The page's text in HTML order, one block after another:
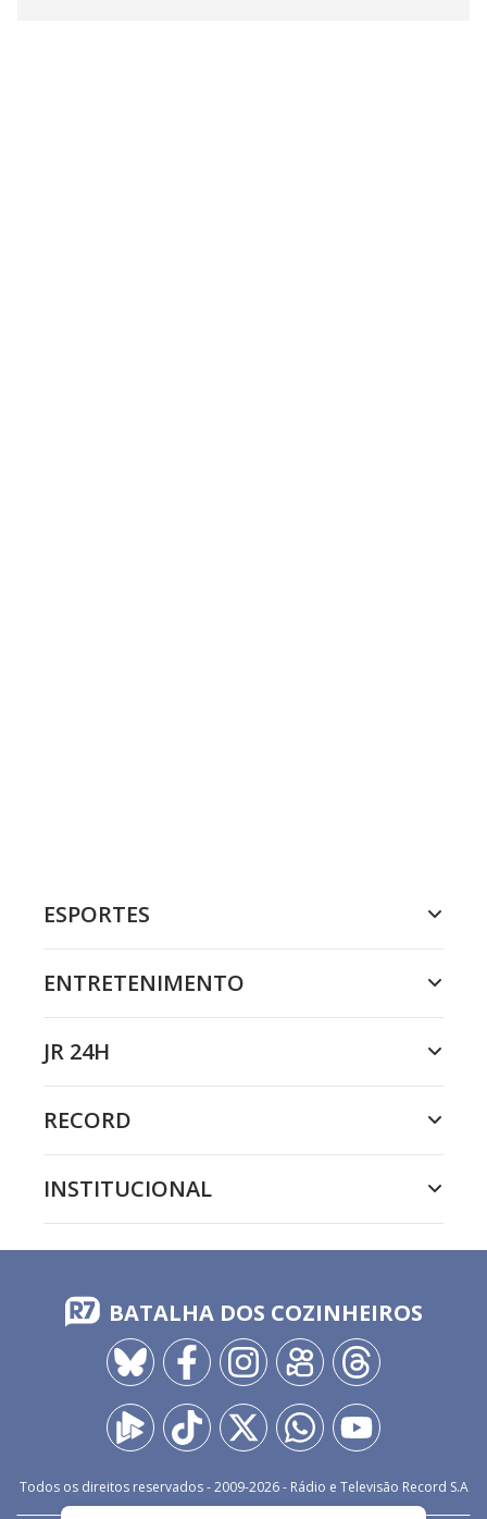
ESPORTES
ENTRETENIMENTO
JR 24H
RECORD
INSTITUCIONAL
BATALHA DOS COZINHEIROS
Todos os direitos reservados - 2009-2026- Rádio e Televisão Record S.A